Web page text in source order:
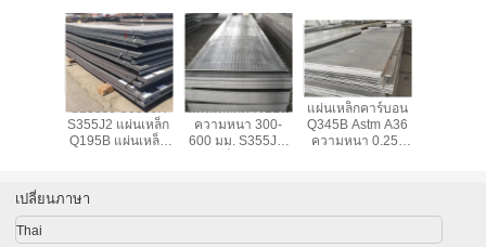
S235J0 S355JR
S355J2 แผ่นเหล็ก
Q195B แผ่นเหล็ก
แผ่นเหล็กคาร์บอน
ความหนา 300-
600 มม. S355JR
แผ่นเหล็กคาร์บอน
Q345B Astm A36
ความหนา 0.25-
เปลี่ยนภาษา
Thai